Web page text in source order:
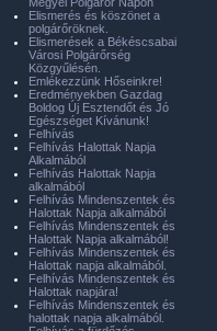
Elismerés és köszönet a
polgárőröknek.
Elismerések a Békéscsabai
Városi Polgárőrség
Közgyűlésén.
Emlékezzünk Hőseinkre!
Eredményekben Gazdag
Boldog Új Esztendőt és Jó
Egészséget Kívánunk!
Felhívás
Felhívás Halottak Napja
Alkalmából
Felhívás Halottak Napja
alkalmából
Felhívás Mindenszentek és
Halottak Napja alkalmából
Felhívás Mindenszentek és
Halottak Napja alkalmából!
Felhívás Mindenszentek és
Halottak napja alkalmából.
Felhívás Mindenszentek és
Halottak napjára!
Felhívás Mindenszentek és
halottak napja alkalmából.